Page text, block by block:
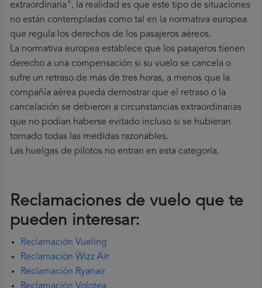
extraordinaria", la realidad es que este tipo de situaciones
no están contempladas como tal en la normativa europea
que regula los derechos de los pasajeros aéreos.
La normativa europea establece que los pasajeros tienen
derecho a una compensación si su vuelo se cancela o
sufre un retraso de más de tres horas, a menos que la
compañía aérea pueda demostrar que el retraso o la
cancelación se debieron a circunstancias extraordinarias
que no podían haberse evitado incluso si se hubieran
tomado todas las medidas razonables.
Las huelgas de pilotos no entran en esta categoría.
Reclamaciones de vuelo que te
pueden interesar:
Reclamación Vueling
Reclamación Wizz Air
Reclamación Ryanair